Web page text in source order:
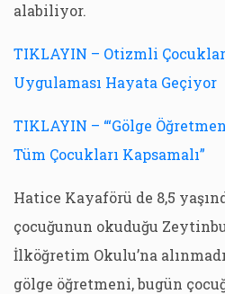
alabiliyor.
TIKLAYIN – Otizmli
Uygulaması Hayata Geçiyor
TIKLAYIN – “‘Gölge
Tüm Çocukları Kapsamalı”
Hatice Kayaförü de 8,5
çocuğunun okuduğu
İlköğretim Okulu’na
gölge öğretmeni, bugün